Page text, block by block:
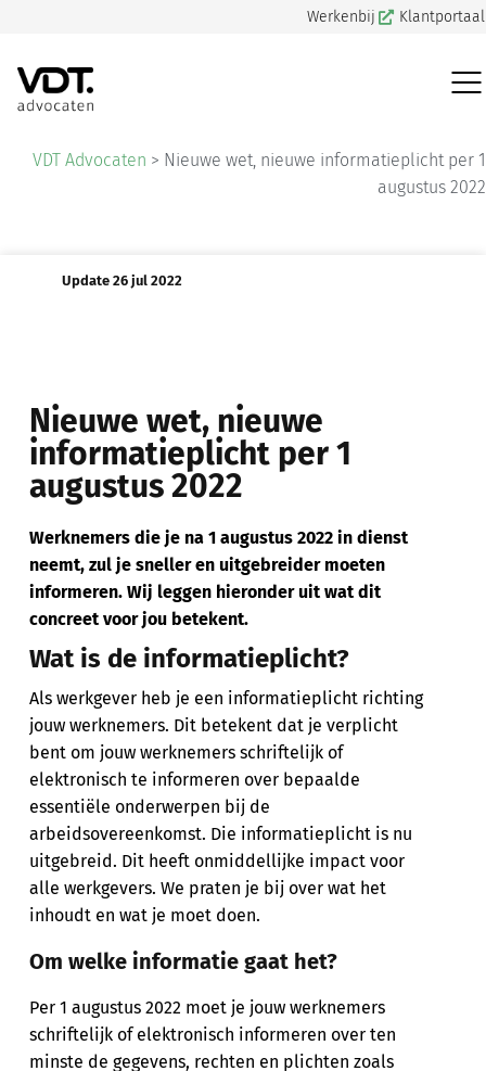
Werkenbij Klantportaal
VDT Advocaten > Nieuwe wet, nieuwe informatieplicht per 1
augustus 2022
Update 26 jul 2022
Nieuwe wet, nieuwe
informatieplicht per 1
augustus 2022
Werknemers die je na 1 augustus 2022 in dienst
neemt, zul je sneller en uitgebreider moeten
informeren. Wij leggen hieronder uit wat dit
concreet voor jou betekent.
Wat is de informatieplicht?
Als werkgever heb je een informatieplicht richting
jouw werknemers. Dit betekent dat je verplicht
bent om jouw werknemers schriftelijk of
elektronisch te informeren over bepaalde
essentiële onderwerpen bij de
arbeidsovereenkomst. Die informatieplicht is nu
uitgebreid. Dit heeft onmiddellijke impact voor
alle werkgevers. We praten je bij over wat het
inhoudt en wat je moet doen.
Om welke informatie gaat het?
Per 1 augustus 2022 moet je jouw werknemers
schriftelijk of elektronisch informeren over ten
minste de gegevens, rechten en plichten zoals